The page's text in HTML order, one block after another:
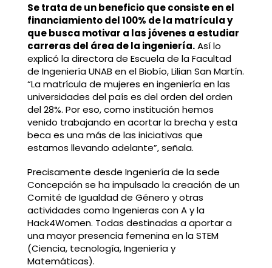
Se trata de un beneficio que consiste en el
financiamiento del 100% de la matrícula y
que busca motivar a las jóvenes a estudiar
carreras del área de la ingeniería.Así lo
explicó la directora de Escuela de la Facultad
de Ingeniería UNAB en el Biobío, Lilian San Martín.
“La matrícula de mujeres en ingeniería en las
universidades del país es del orden del orden
del 28%. Por eso, como institución hemos
venido trabajando en acortar la brecha y esta
beca es una más de las iniciativas que
estamos llevando adelante”, señala.
Precisamente desde Ingeniería de la sede
Concepción se ha impulsado la creación de un
Comité de Igualdad de Género y otras
actividades como Ingenieras con A y la
Hack4Women. Todas destinadas a aportar a
una mayor presencia femenina en la STEM
(Ciencia, tecnología, Ingeniería y
Matemáticas).